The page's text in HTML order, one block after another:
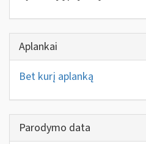
Aplankai
Bet kurį aplanką
Parodymo data